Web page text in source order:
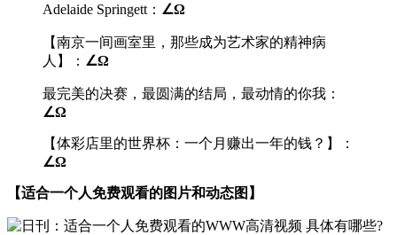
Adelaide Springett： ∠Ω
【南京一间画室里，那些成为艺术家的精神病
人】： ∠Ω
最完美的决赛，最圆满的结局，最动情的你我：
∠Ω
【体彩店里的世界杯：一个月赚出一年的钱？】：
∠Ω
【适合一个人免费观看的图片和动态图】